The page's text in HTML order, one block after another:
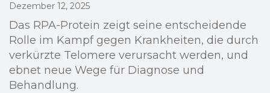
Dezember 12, 2025
Das RPA-Protein zeigt seine entscheidende
Rolle im Kampf gegen Krankheiten, die durch
verkürzte Telomere verursacht werden, und
ebnet neue Wege für Diagnose und
Behandlung.